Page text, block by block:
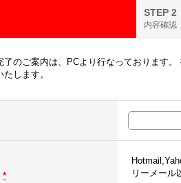
STEP 2
内容確認
了のご案内は、PCより行なっております
します。
*
リーメール